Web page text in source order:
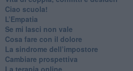
​Ciao scuola!
​L’Empatia
​Se mi lasci non vale
Cosa fare con il dolore
​La sindrome dell’impostore
​Cambiare prospettiva
La terapia online